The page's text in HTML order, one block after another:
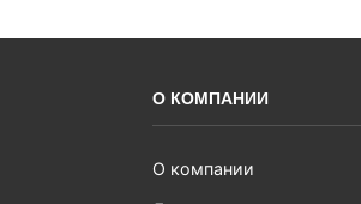
О КОМПАНИИ
О компании